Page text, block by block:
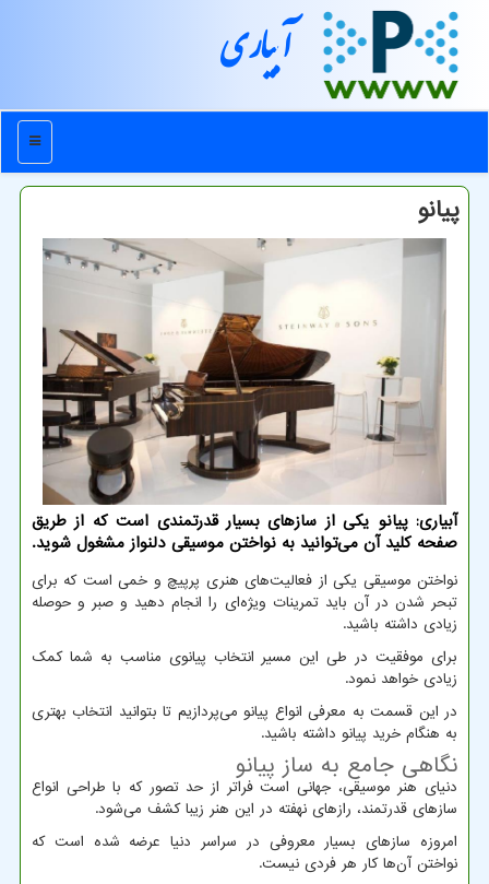
آبیاری
منو
پیانو
آبیاری: پیانو یکی از سازهای بسیار قدرتمندی است که از طریق
صفحه کلید آن می‌توانید به نواختن موسیقی دلنواز مشغول شوید.
نواختن موسیقی یکی از فعالیت‌های هنری پرپیچ و خمی است که برای
تبحر شدن در آن باید تمرینات ویژه‌ای را انجام دهید و صبر و حوصله
زیادی داشته باشید.
برای موفقیت در طی این مسیر انتخاب پیانوی مناسب به شما کمک
زیادی خواهد نمود.
در این قسمت به معرفی انواع پیانو می‌پردازیم تا بتوانید انتخاب بهتری
به هنگام خرید پیانو داشته باشید.
نگاهی جامع به ساز پیانو
دنیای هنر موسیقی، جهانی است فراتر از حد تصور که با طراحی انواع
سازهای قدرتمند، رازهای نهفته در این هنر زیبا کشف می‌شود.
امروزه سازهای بسیار معروفی در سراسر دنیا عرضه شده است که
نواختن آن‌ها کار هر فردی نیست.